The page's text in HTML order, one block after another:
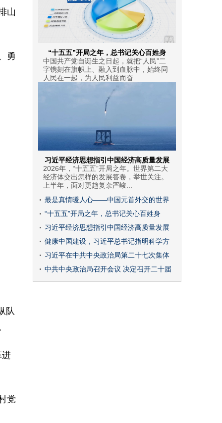
山
勇
队
进
党
“十五五”开局之年，总书记关心百姓身
中国共产党自诞生之日起，就把“人民”二
字镌刻在旗帜上、融入到血脉中，始终同
人民在一起，为人民利益而奋...
习近平经济思想指引中国经济高质量发展
2026年，“十五五”开局之年。世界第二大
经济体交出怎样的发展答卷，举世关注。
上半年，面对更趋复杂严峻...
最是真情暖人心——中国元首外交的世界
“十五五”开局之年，总书记关心百姓身
习近平经济思想指引中国经济高质量发展
健康中国建设，习近平总书记指明科学方
习近平在中共中央政治局第二十七次集体
中共中央政治局召开会议 决定召开二十届